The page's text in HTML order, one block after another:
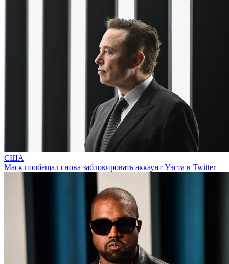
США
Маск пообещал снова заблокировать аккаунт Уэста в Twitter